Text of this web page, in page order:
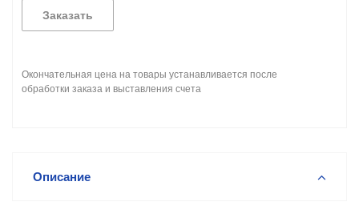
Заказать
Окончательная цена на товары устанавливается после
обработки заказа и выставления счета
Описание